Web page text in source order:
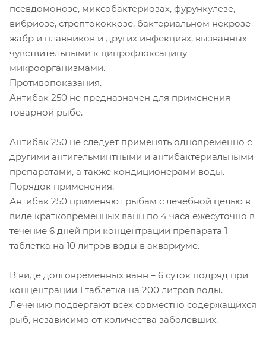
псевдомонозе, миксобактериозах, фурункулезе,
вибриозе, стрептококкозе, бактериальном некрозе
жабр и плавников и других инфекциях, вызванных
чувствительными к ципрофлоксацину
микроорганизмами.
Противопоказания.
Антибак 250 не предназначен для применения
товарной рыбе.
Антибак 250 не следует применять одновременно с
другими антигельминтными и антибактериальными
препаратами, а также кондиционерами воды.
Порядок применения.
Антибак 250 применяют рыбам с лечебной целью в
виде кратковременных ванн по 4 часа ежесуточно в
течение 6 дней при концентрации препарата 1
таблетка на 10 литров воды в аквариуме.
В виде долговременных ванн – 6 суток подряд при
концентрации 1 таблетка на 200 литров воды.
Лечению подвергают всех совместно содержащихся
рыб, независимо от количества заболевших.